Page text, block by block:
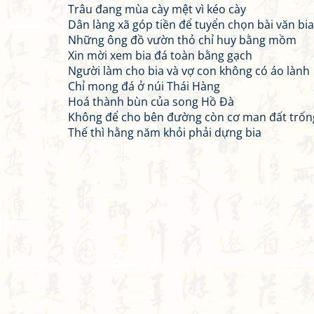
Trâu đang mùa cày mệt vì kéo cày
Dân làng xã góp tiền để tuyển chọn bài văn bia
Những ông đồ vườn thỏ chỉ huy bằng mồm
Xin mời xem bia đá toàn bằng gạch
Người làm cho bia và vợ con không có áo lành
Chỉ mong đá ở núi Thái Hàng
Hoá thành bùn của song Hồ Đà
Không để cho bên đường còn cơ man đất
Thế thì hằng năm khỏi phải dựng bia